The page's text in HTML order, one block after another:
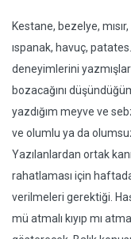
Kestane, bezelye,
ıspanak, havuç,
deneyimlerini
bozacağını
yazdığım meyve ve
ve olumlu ya da
Yazılanlardan ortak
rahatlaması için
verilmeleri gerektiği.
mü atmalı kıyıp mı